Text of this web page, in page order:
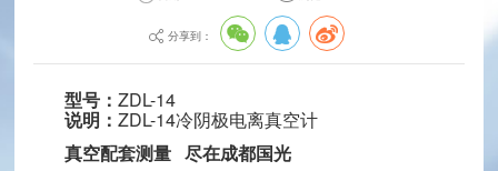
真空应用设备
真空部件
飞机厨房设备
微波波导元件
封装外壳产品
激光治疗仪
合金材料
分享到：
型号： ZDL-14
说明： ZDL-14冷阴极电离真空计
真空配套测量 尽在成都国光